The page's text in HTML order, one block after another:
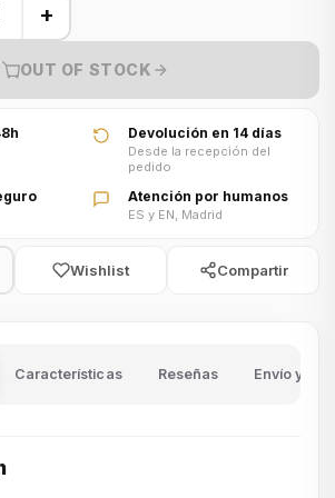
+
OUT OF STOCK
Devolución en 14 días
Desde la recepción del
pedido
Atención por humanos
ES y EN, Madrid
Wishlist Compartir
Características Reseñas Envío y